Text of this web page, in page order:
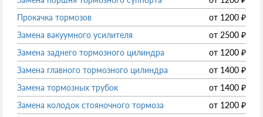
Прокачка тормозов
от 1200 ₽
Замена вакуумного усилителя
от 2500 ₽
Замена заднего тормозного цилиндра
от 1200 ₽
Замена главного тормозного цилиндра
от 1400 ₽
Замена тормозных трубок
от 1400 ₽
Замена колодок стояночного тормоза
от 1200 ₽